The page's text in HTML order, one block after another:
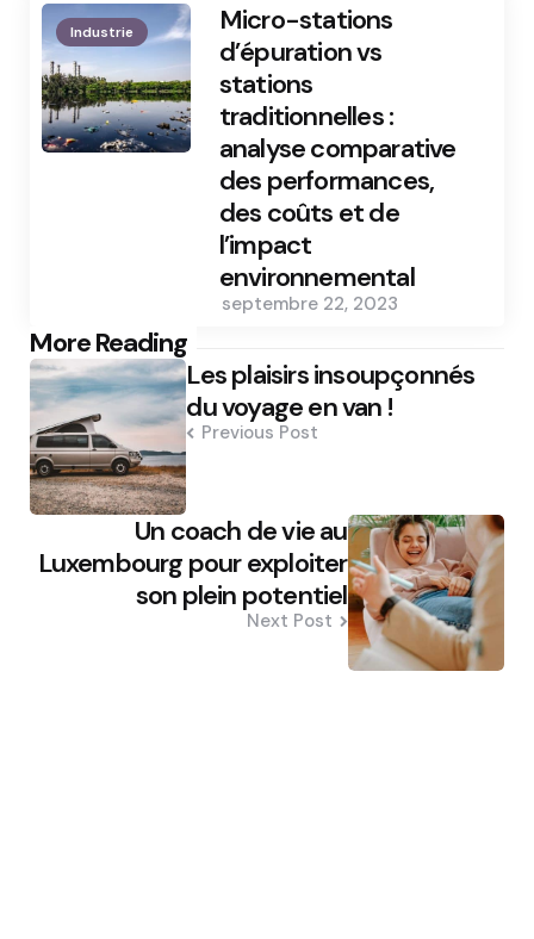
Industrie
Micro-stations
d’épuration vs
stations
traditionnelles :
analyse comparative
des performances,
des coûts et de
l’impact
environnemental
septembre 22, 2023
More Reading
Post
navigation Les plaisirs insoupçonnés
du voyage en van !
Previous Post
Un coach de vie au
Luxembourg pour exploiter
son plein potentiel
Next Post